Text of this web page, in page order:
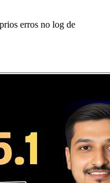
erros no log de